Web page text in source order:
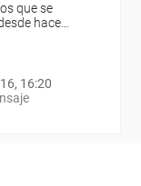
que se
hace…
16:20